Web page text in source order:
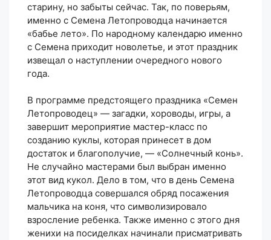
старину, но забыты сейчас. Так, по поверьям,
именно с Семена Летопроводца начинается
«бабье лето». По народному календарю именно
с Семена приходит новолетье, и этот праздник
извещал о наступлении очередного нового
года.
В программе предстоящего праздника «Семен
Летопроводец» — загадки, хороводы, игры, а
завершит мероприятие мастер-класс по
созданию куклы, которая принесет в дом
достаток и благополучие, — «Солнечный конь».
Не случайно мастерами был выбран именно
этот вид кукол. Дело в том, что в день Семена
Летопроводца совершался обряд посажения
мальчика на коня, что символизировало
взросление ребенка. Также именно с этого дня
женихи на посиделках начинали присматривать